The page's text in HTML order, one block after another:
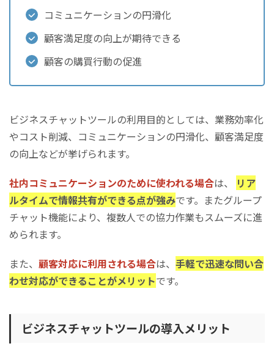
コミュニケーションの円滑化
顧客満足度の向上が期待できる
顧客の購買行動の促進
ビジネスチャットツールの利用目的としては、業務効率化
やコスト削減、コミュニケーションの円滑化、顧客満足度
の向上などが挙げられます。
社内コミュニケーションのために使われる場合は、
リア
ルタイムで情報共有ができる点が強みです。またグループ
チャット機能により、複数人での協力作業もスムーズに進
められます。
また、 顧客対応に利用される場合は、 手軽で迅速な問い合
わせ対応ができることがメリットです。
ビジネスチャットツールの導入メリット